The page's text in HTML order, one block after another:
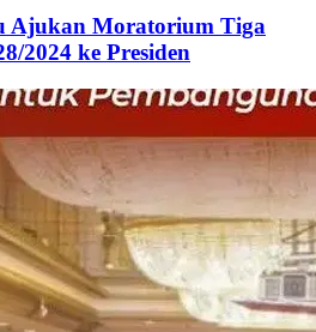
Ajukan Moratorium Tiga
2024 ke Presiden